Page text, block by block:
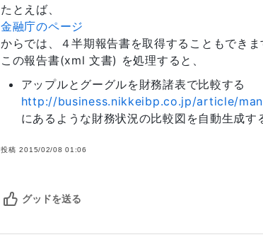
たとえば、
金融庁のページ
からでは、４半期報告書を取得することもできま
この報告書(xml 文書) を処理すると、
アップルとグーグルを財務諸表で比較する
http://business.nikkeibp.co.jp/article/
にあるような財務状況の比較図を自動生成す
投稿 2015/02/08 01:06
グッドを送る